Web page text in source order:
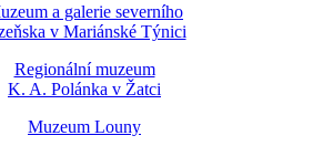
a galerie severního
v Mariánské Týnici
Regionální muzeum
K. A. Polánka v Žatci
Muzeum Louny